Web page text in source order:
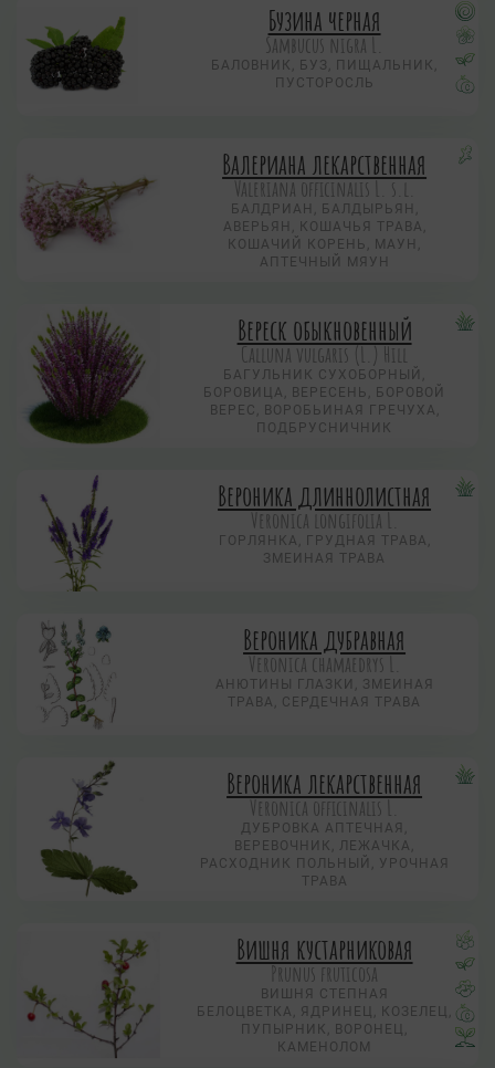
Бузина черная
Sambucus nigra L.
БАЛОВНИК, БУЗ, ПИЩАЛЬНИК,
ПУСТОРОСЛЬ
Валериана лекарственная
Valeriana officinalis L. s.l.
БАЛДРИАН, БАЛДЫРЬЯН,
АВЕРЬЯН, КОШАЧЬЯ ТРАВА,
КОШАЧИЙ КОРЕНЬ, МАУН,
АПТЕЧНЫЙ МЯУН
Вереск обыкновенный
Calluna vulgaris (L.) Hill
БАГУЛЬНИК СУХОБОРНЫЙ,
БОРОВИЦА, ВЕРЕСЕНЬ, БОРОВОЙ
ВЕРЕС, ВОРОБЬИНАЯ ГРЕЧУХА,
ПОДБРУСНИЧНИК
Вероника длиннолистная
Veronica longifolia L.
ГОРЛЯНКА, ГРУДНАЯ ТРАВА,
ЗМЕИНАЯ ТРАВА
Вероника дубравная
Veronica chamaedrys L.
АНЮТИНЫ ГЛАЗКИ, ЗМЕИНАЯ
ТРАВА, СЕРДЕЧНАЯ ТРАВА
Вероника лекарственная
Veronica officinalis L.
ДУБРОВКА АПТЕЧНАЯ,
ВЕРЕВОЧНИК, ЛЕЖАЧКА,
РАСХОДНИК ПОЛЬНЫЙ, УРОЧНАЯ
ТРАВА
Вишня кустарниковая
Prunus fruticosa
ВИШНЯ СТЕПНАЯ
БЕЛОЦВЕТКА, ЯДРИНЕЦ, КОЗЕЛЕЦ,
ПУПЫРНИК, ВОРОНЕЦ,
КАМЕНОЛОМ